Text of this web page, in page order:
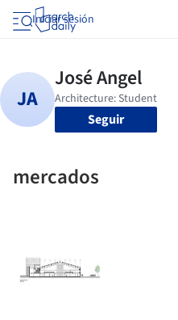
Iniciar sesión
Seguir
mercados